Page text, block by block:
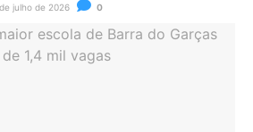
julho de 2026 0